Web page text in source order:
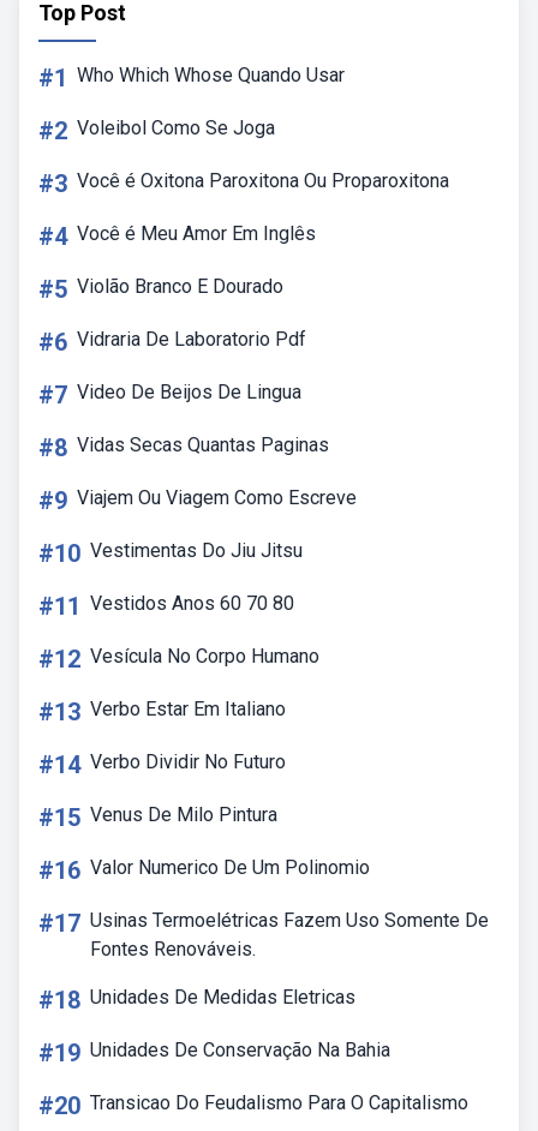
Top Post
#1 Who Which Whose Quando Usar
#2 Voleibol Como Se Joga
#3 Você é Oxitona Paroxitona Ou Proparoxitona
#4 Você é Meu Amor Em Inglês
#5 Violão Branco E Dourado
#6 Vidraria De Laboratorio Pdf
#7 Video De Beijos De Lingua
#8 Vidas Secas Quantas Paginas
#9 Viajem Ou Viagem Como Escreve
#10 Vestimentas Do Jiu Jitsu
#11 Vestidos Anos 60 70 80
#12 Vesícula No Corpo Humano
#13 Verbo Estar Em Italiano
#14 Verbo Dividir No Futuro
#15 Venus De Milo Pintura
#16 Valor Numerico De Um Polinomio
#17 Usinas Termoelétricas Fazem Uso Somente De
Fontes Renováveis.
#18 Unidades De Medidas Eletricas
#19 Unidades De Conservação Na Bahia
#20 Transicao Do Feudalismo Para O Capitalismo